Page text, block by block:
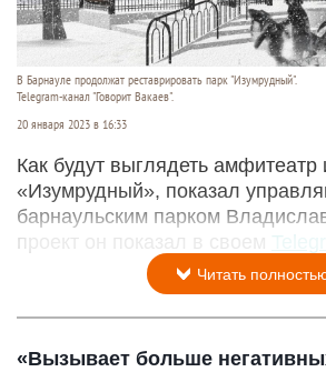
В Барнауле продолжат реставрировать парк "Изумрудный".
Telegram-канал "Говорит Вакаев".
20 января 2023 в 16:33
Как будут выглядеть амфитеатр
«Изумрудный», показал
барнаульским парком
проект он показал в своем
Читать
«Вызывает больше